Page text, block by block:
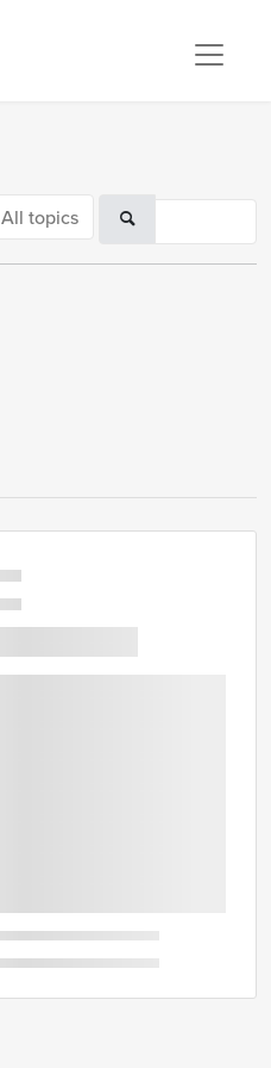
All topics